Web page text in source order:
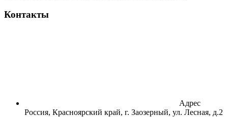
Контакты
Адрес
Россия, Красноярский край, г. Заозерный, ул. Лесная, д.2